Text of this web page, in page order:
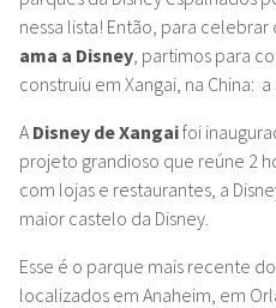
nessa lista! Então, para
ama a Disney , partimos para
construiu em Xangai, na China: a
A Disney de Xangaifoi
projeto grandioso que reúne 2
com lojas e restaurantes, a
maior castelo da Disney.
Esse é o parque mais recente do
localizados em Anaheim, em